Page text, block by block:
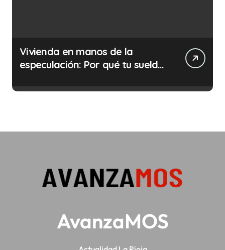
Vivienda en manos de la
especulación: Por qué tu sueldo
AvanzaMOS